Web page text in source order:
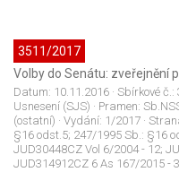
3511/2017
Volby do Senátu: zveřejnění
Datum: 10.11.2016 · Sbírkové č.:
Usnesení (SJS) · Pramen:
(ostatní) · Vydání: 1/2017 ·
§16 odst.5; 247/1995 Sb.: §16
JUD30448CZ Vol 6/2004 - 12;
JUD314912CZ 6 As 167/2015 -